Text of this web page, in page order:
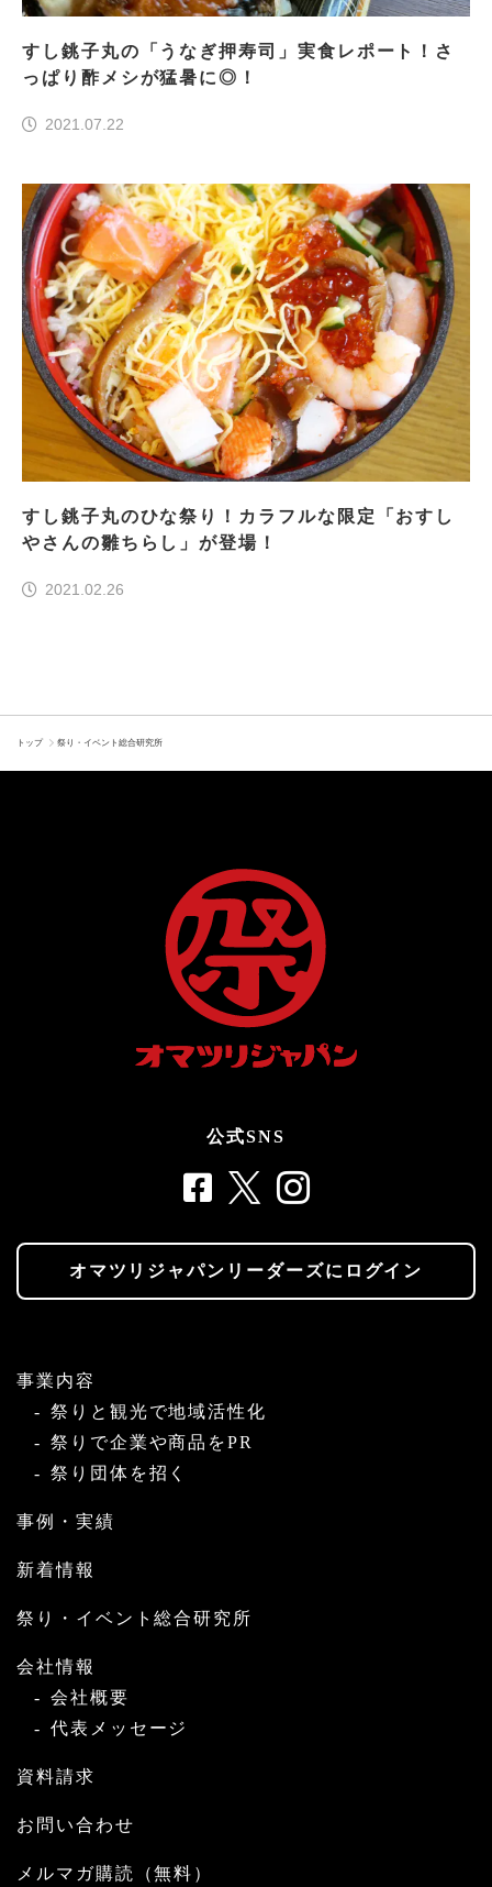
すし銚子丸の「うなぎ押寿司」実食レポート！さ
っぱり酢メシが猛暑に◎！
2021.07.22
すし銚子丸のひな祭り！カラフルな限定「おすし
やさんの雛ちらし」が登場！
2021.02.26
トップ 祭り・イベント総合研究所
公式SNS
オマツリジャパンリーダーズにログイン
事業内容
祭りと観光で地域活性化
祭りで企業や商品をPR
祭り団体を招く
事例・実績
新着情報
祭り・イベント総合研究所
会社情報
会社概要
代表メッセージ
資料請求
お問い合わせ
メルマガ購読（無料）